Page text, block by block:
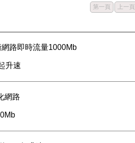
第一頁 上一頁
路即時流量1000Mb
升速
網路